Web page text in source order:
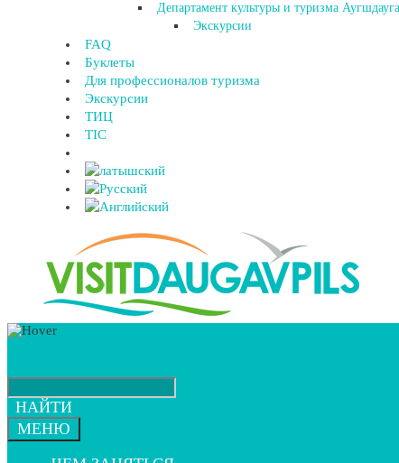
Департамент культуры и туризма
Экскурсии
FAQ
Буклеты
Для профессионалов туризма
Экскурсии
ТИЦ
TIC
НАЙТИ
МЕНЮ